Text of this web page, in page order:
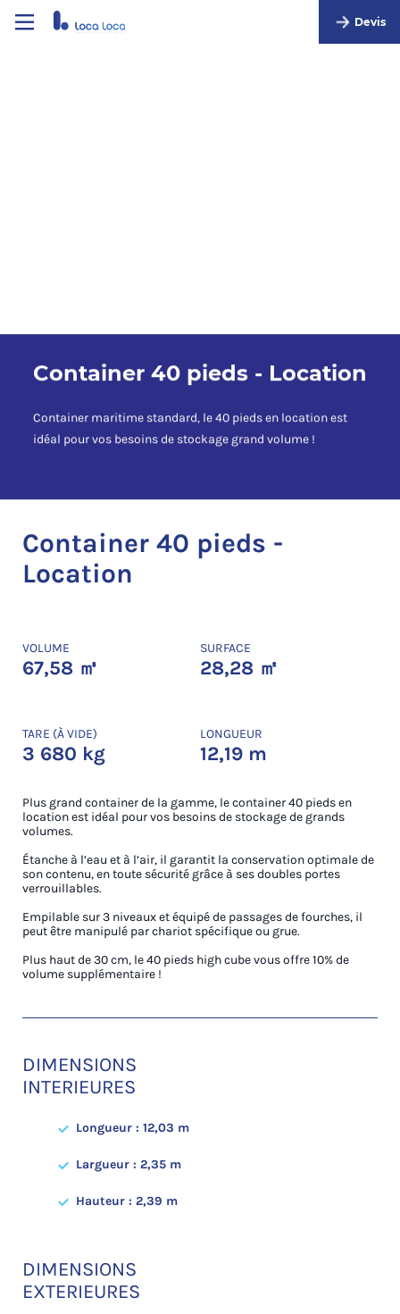
Devis
Container 40 pieds - Location
Container maritime standard, le 40 pieds en location est
idéal pour vos besoins de stockage grand volume !
Container 40 pieds -
Location
VOLUME
67,58 ㎥
SURFACE
28,28 ㎡
TARE (À VIDE)
3 680 kg
LONGUEUR
12,19 m
Plus grand container de la gamme, le container 40 pieds en
location est idéal pour vos besoins de stockage de grands
volumes.
Étanche à l’eau et à l’air, il garantit la conservation optimale de
son contenu, en toute sécurité grâce à ses doubles portes
verrouillables.
Empilable sur 3 niveaux et équipé de passages de fourches, il
peut être manipulé par chariot spécifique ou grue.
Plus haut de 30 cm, le 40 pieds high cube vous offre 10% de
volume supplémentaire !
DIMENSIONS
INTERIEURES
Longueur : 12,03 m
Largueur : 2,35 m
Hauteur : 2,39 m
DIMENSIONS
EXTERIEURES